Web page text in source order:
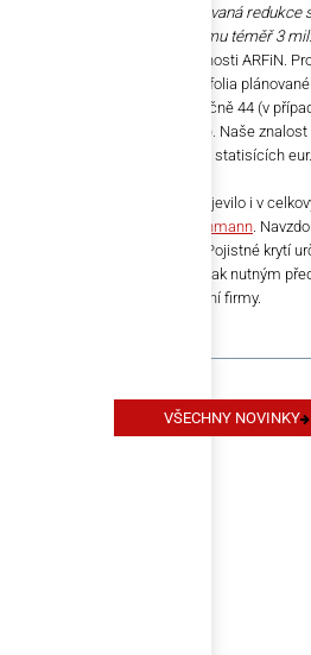
limitů, tak nepřekvapí, že plánovaná redukce
stovky z nich v celkovém objemu téměř 3
Jurík, Managing partner společnosti ARFiN.
a detailním prostudováním portfolia
zcela ochránit 48 limitů a částečně 44 (v
limitu překračovala hranici DCL). Naše
klientovi ochránit krytí řádově ve statisících eur.
To se v konečném důsledku projevilo i v
Deutschmann.
celé odvětví poměrně výrazně. Pojistné krytí
nebo hlavním důvodem. Bylo však nutným
ekonomického úspěchu spediční firmy.
VŠECHNY NOVINKY